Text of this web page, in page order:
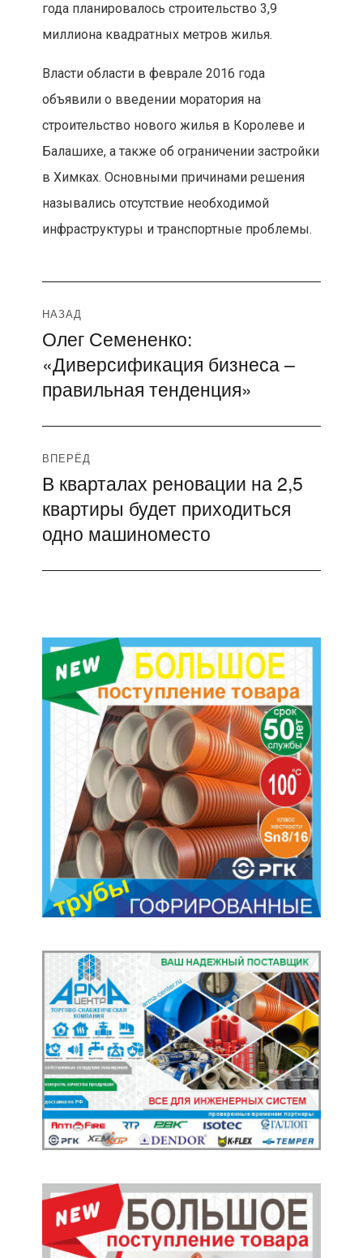
года планировалось строительство 3,9
миллиона квадратных метров жилья.
Власти области в феврале 2016 года
объявили о введении моратория на
строительство нового жилья в Королеве и
Балашихе, а также об ограничении застройки
в Химках. Основными причинами решения
назывались отсутствие необходимой
инфраструктуры и транспортные проблемы.
Навигация
по
записям
НАЗАД
Предыдущая
запись:
Олег Семененко:
«Диверсификация бизнеса –
правильная тенденция»
ВПЕРЁД
Следующая
запись:
В кварталах реновации на 2,5
квартиры будет приходиться
одно машиноместо